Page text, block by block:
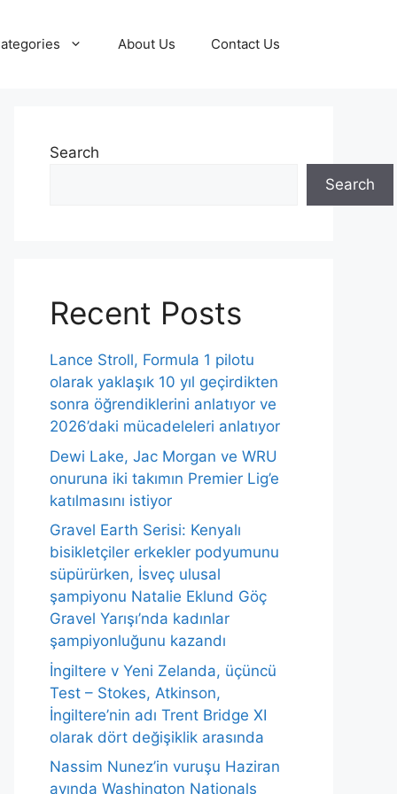
About Us Contact Us
Search
Search
Recent Posts
Lance Stroll, Formula 1 pilotu
olarak yaklaşık 10 yıl geçirdikten
sonra öğrendiklerini anlatıyor ve
2026’daki mücadeleleri anlatıyor
Dewi Lake, Jac Morgan ve WRU
onuruna iki takımın Premier Lig’e
katılmasını istiyor
Gravel Earth Serisi: Kenyalı
bisikletçiler erkekler podyumunu
süpürürken, İsveç ulusal
şampiyonu Natalie Eklund Göç
Gravel Yarışı’nda kadınlar
şampiyonluğunu kazandı
İngiltere v Yeni Zelanda, üçüncü
Test – Stokes, Atkinson,
İngiltere’nin adı Trent Bridge XI
olarak dört değişiklik arasında
Nassim Nunez’in vuruşu Haziran
ayında Washington Nationals